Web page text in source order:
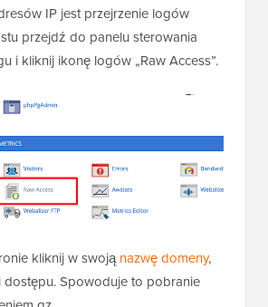
adresów IP, które chcesz
strony internetowej.
na znalezienie
IP jest przejrzenie logów
i kliknij ikonę logów „Raw Access”.